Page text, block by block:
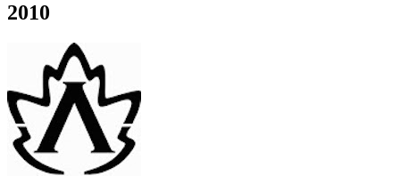
2010